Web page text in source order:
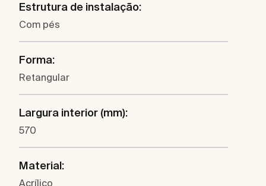
Estrutura de instalação:
Com pés
Forma:
Retangular
Largura interior (mm):
570
Material:
Acrílico